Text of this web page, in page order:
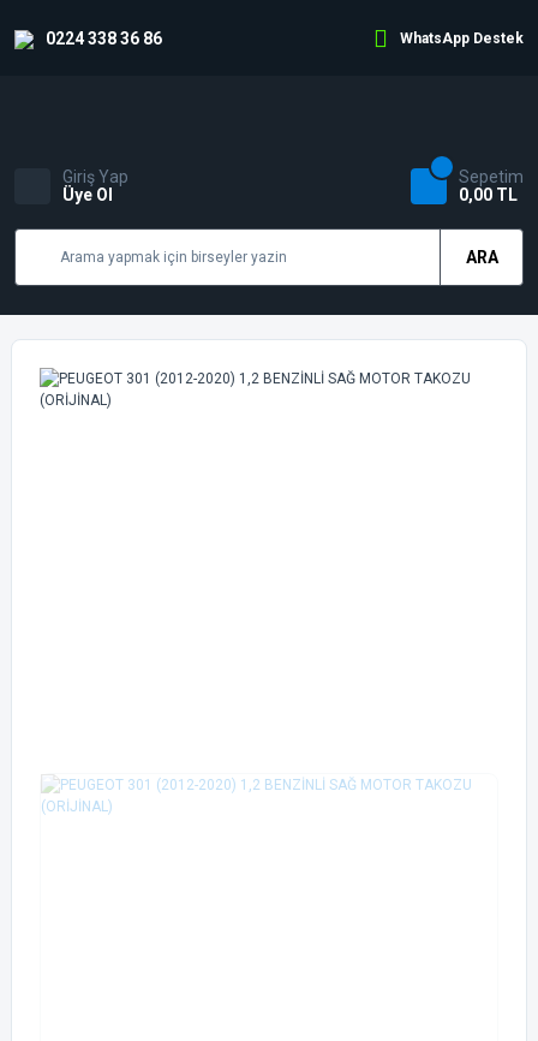
0224 338 36 86 WhatsApp Destek
ARA
Giriş Yap
Üye Ol
Sepetim
0,00 TL